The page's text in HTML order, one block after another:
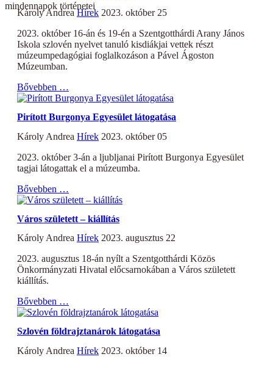
mindennapok történetei
Károly Andrea Hírek 2023. október 25
2023. október 16-án és 19-én a Szentgotthárdi Arany János
Iskola szlovén nyelvet tanuló kisdiákjai vettek részt
múzeumpedagógiai foglalkozáson a Pável Ágoston
Múzeumban.
Bővebben …
Pirított Burgonya Egyesület látogatása
Károly Andrea Hírek 2023. október 05
2023. október 3-án a ljubljanai Pirított Burgonya Egyesület
tagjai látogattak el a múzeumba.
Bővebben …
Város született – kiállítás
Károly Andrea Hírek 2023. augusztus 22
2023. augusztus 18-án nyílt a Szentgotthárdi Közös
Önkormányzati Hivatal előcsarnokában a Város született
kiállítás.
Bővebben …
Szlovén földrajztanárok látogatása
Károly Andrea Hírek 2023. október 14